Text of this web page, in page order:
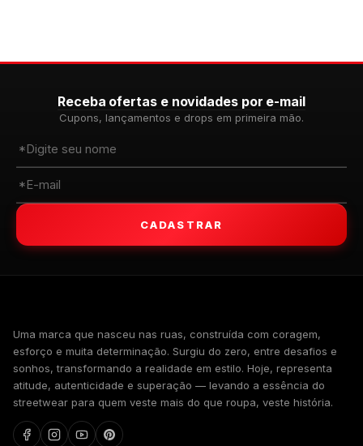
Receba ofertas e novidades por e-mail
Cupons, lançamentos e drops em primeira mão.
CADASTRAR
Uma marca que nasceu nas ruas, construída com coragem,
esforço e muita determinação. Surgiu do zero, entre desafios e
sonhos, transformando a realidade em estilo. Hoje, representa
atitude, autenticidade e superação — levando a essência do
streetwear para quem veste mais do que roupa, veste história.